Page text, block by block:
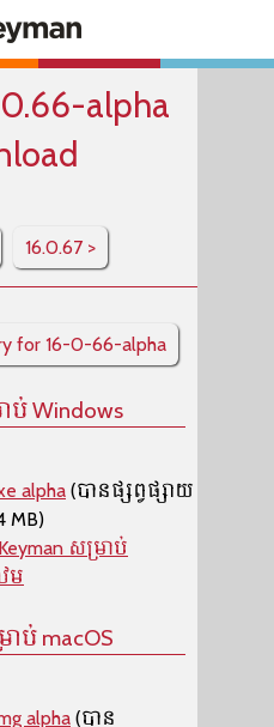
alpha
16.0.67 >
for 16-0-66-alpha
ប់ Windows
alpha (បានផ្សព្វផ្សាយ
MB)
សម្រាប់
ម
ាប់ macOS
alpha (បាន